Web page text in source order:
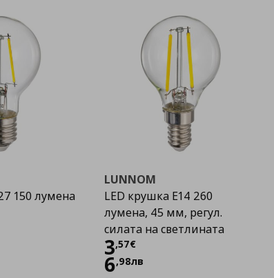
150 лумена
LUNNOM
LED крушка Е14 260
лумена, 45 мм, регул.
силата на светлината
3,57€
Цена
6,98лв